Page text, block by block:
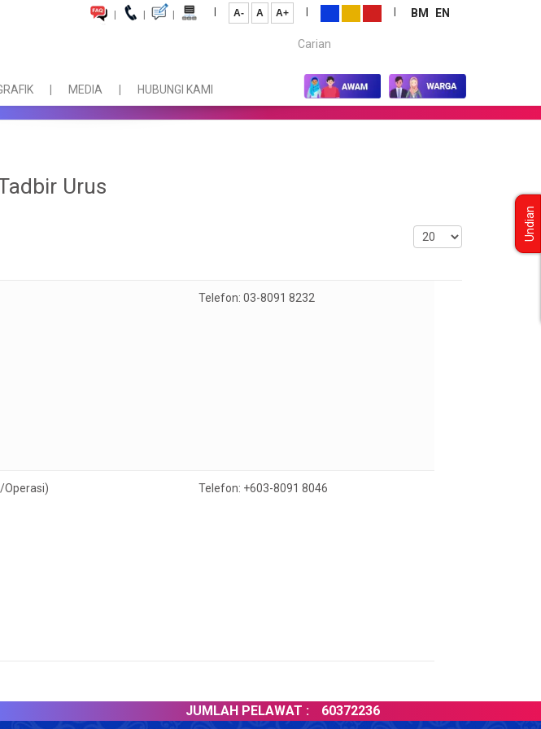
| | | | A- A A+ | | BM
EN
Carian...
MEDIA HUBUNGI KAMI
Urus
Paparkan
Telefon: 03-8091 8232
Operasi)
Telefon: +603-8091 8046
JUMLAH PELAWAT : 60372236
Undian